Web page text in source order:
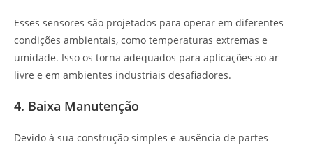
Esses sensores são projetados para operar em diferentes
condições ambientais, como temperaturas extremas e
umidade. Isso os torna adequados para aplicações ao ar
livre e em ambientes industriais desafiadores.
4. Baixa Manutenção
Devido à sua construção simples e ausência de partes